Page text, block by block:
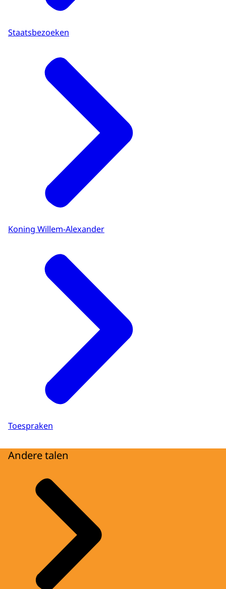
Staatsbezoeken
Koning Willem-Alexander
Toespraken
Andere talen